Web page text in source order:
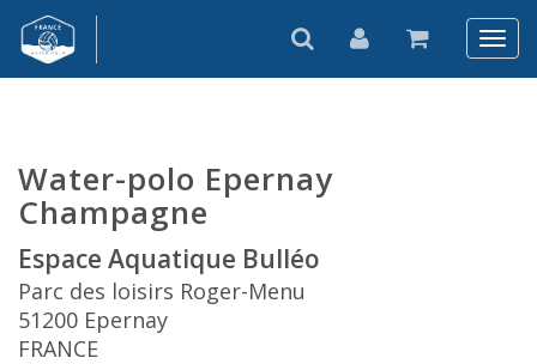
Water-polo Epernay
Champagne
Espace Aquatique Bulléo
Parc des loisirs Roger-Menu
51200 Epernay
FRANCE